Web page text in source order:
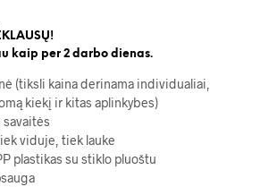
kaip per 2 darbo dienas.
(tiksli kaina derinama individualiai,
kiekį ir kitas aplinkybes)
savaitės
viduje, tiek lauke
plastikas su stiklo pluoštu